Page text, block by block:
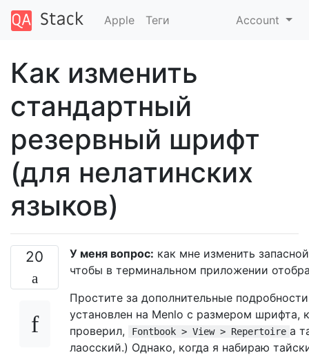
Apple Теги Account
Как изменить
стандартный
резервный шрифт
(для нелатинских
языков)
20 У меня вопрос: как мне изменить
чтобы в терминальном приложении
Простите за дополнительные
установлен на Menlo с размером
проверил,
Fontbook > View > Repertoire а
лаосский.) Однако, когда я набираю